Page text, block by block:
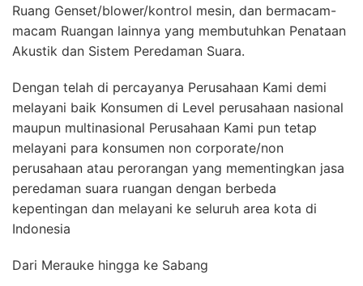
Ruang Genset/blower/kontrol mesin, dan bermacam-
macam Ruangan lainnya yang membutuhkan Penataan
Akustik dan Sistem Peredaman Suara.
Dengan telah di percayanya Perusahaan Kami demi
melayani baik Konsumen di Level perusahaan nasional
maupun multinasional Perusahaan Kami pun tetap
melayani para konsumen non corporate/non
perusahaan atau perorangan yang mementingkan jasa
peredaman suara ruangan dengan berbeda
kepentingan dan melayani ke seluruh area kota di
Indonesia
Dari Merauke hingga ke Sabang